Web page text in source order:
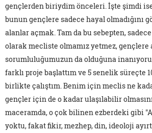
gençlerden biriydim önceleri. İşte şimdi
bunun gençlere sadece hayal olmadığını
alanlar açmak. Tam da bu sebepten,
olarak mecliste olmamız yetmez,
sorumluluğumuzun da olduğuna
farklı proje başlattım ve 5 senelik süreçte
birlikte çalıştım. Benim için meclis ne
gençler için de o kadar ulaşılabilir
maceramda, o çok bilinen ezberdeki gibi
yoktu, fakat fikir, mezhep, din, ideoloji